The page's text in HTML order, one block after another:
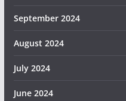
September 2024
August 2024
July 2024
June 2024